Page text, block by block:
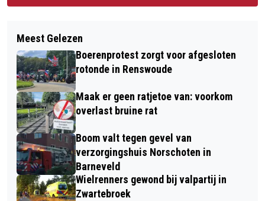
Meest Gelezen
Boerenprotest zorgt voor afgesloten
rotonde in Renswoude
Maak er geen ratjetoe van: voorkom
overlast bruine rat
Boom valt tegen gevel van
verzorgingshuis Norschoten in
Barneveld
Wielrenners gewond bij valpartij in
Zwartebroek